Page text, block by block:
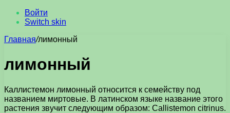
Войти
Switch skin
Главная/лимонный
лимонный
Каллистемон лимонный относится к семейству под
названием миртовые. В латинском языке название этого
растения звучит следующим образом: Callistemon citrinus.